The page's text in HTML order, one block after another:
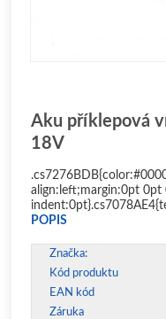
Aku příklepová
18V
align:left;margin:0pt
POPIS
Značka:
Kód produktu
EAN kód
Záruka